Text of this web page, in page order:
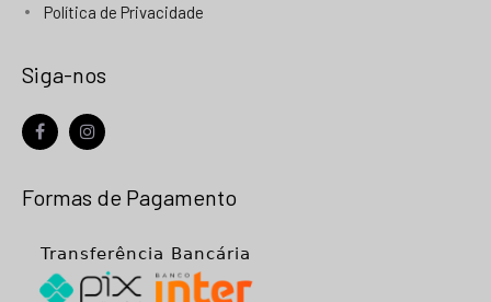
Política de Privacidade
Siga-nos
Formas de Pagamento